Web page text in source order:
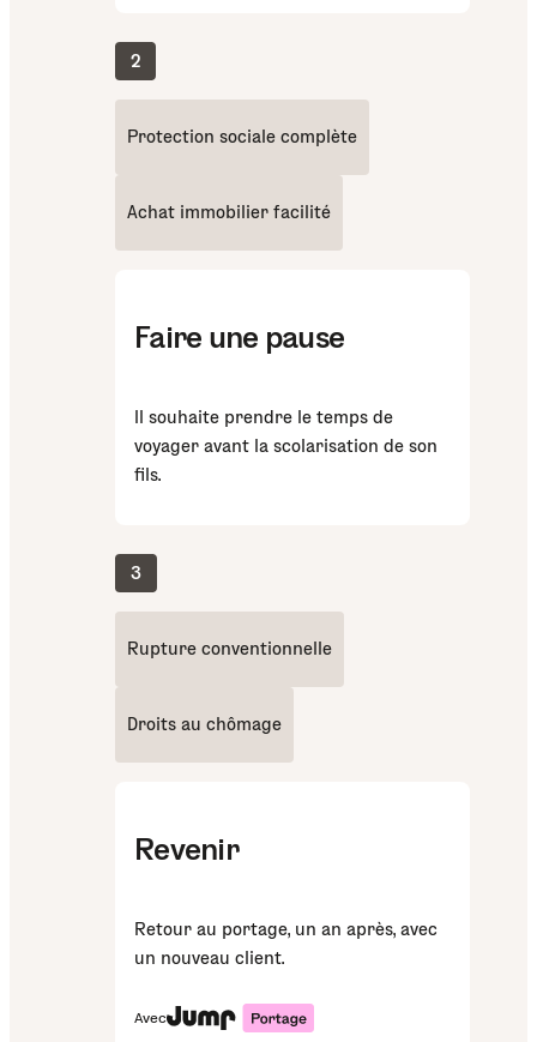
2
Protection sociale complète
Achat immobilier facilité
Faire une pause
Il souhaite prendre le temps de
voyager avant la scolarisation de son
fils.
3
Rupture conventionnelle
Droits au chômage
Revenir
Retour au portage, un an après, avec
un nouveau client.
Avec